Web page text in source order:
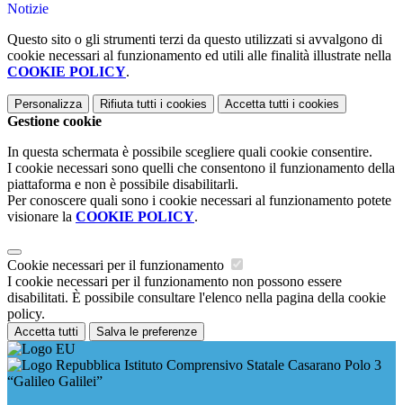
Notizie
Questo sito o gli strumenti terzi da questo utilizzati si avvalgono di
cookie necessari al funzionamento ed utili alle finalità illustrate nella
COOKIE POLICY.
Personalizza Rifiuta tutti i cookies Accetta tutti i cookies
Gestione cookie
In questa schermata è possibile scegliere quali cookie consentire.
I cookie necessari sono quelli che consentono il funzionamento della
piattaforma e non è possibile disabilitarli.
Per conoscere quali sono i cookie necessari al funzionamento potete
visionare la COOKIE POLICY.
Cookie necessari per il funzionamento
I cookie necessari per il funzionamento non possono essere
disabilitati. È possibile consultare l'elenco nella pagina della cookie
policy.
Accetta tutti Salva le preferenze
Istituto Comprensivo Statale Casarano Polo 3
“Galileo Galilei”